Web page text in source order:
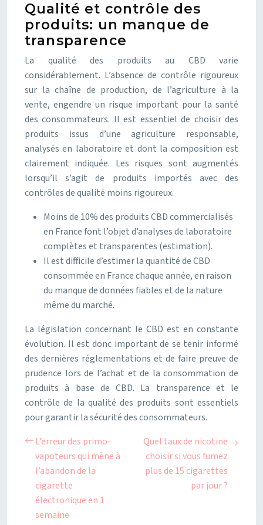
Qualité et contrôle des
produits: un manque de
transparence
La qualité des produits au CBD varie
considérablement. L’absence de contrôle rigoureux
sur la chaîne de production, de l’agriculture à la
vente, engendre un risque important pour la santé
des consommateurs. Il est essentiel de choisir des
produits issus d’une agriculture responsable,
analysés en laboratoire et dont la composition est
clairement indiquée. Les risques sont augmentés
lorsqu’il s’agit de produits importés avec des
contrôles de qualité moins rigoureux.
Moins de 10% des produits CBD commercialisés
en France font l’objet d’analyses de laboratoire
complètes et transparentes (estimation).
Il est difficile d’estimer la quantité de CBD
consommée en France chaque année, en raison
du manque de données fiables et de la nature
même du marché.
La législation concernant le CBD est en constante
évolution. Il est donc important de se tenir informé
des dernières réglementations et de faire preuve de
prudence lors de l’achat et de la consommation de
produits à base de CBD. La transparence et le
contrôle de la qualité des produits sont essentiels
pour garantir la sécurité des consommateurs.
L’erreur des primo-
vapoteurs qui mène à
l’abandon de la
cigarette
électronique en 1
semaine
Quel taux de nicotine
choisir si vous fumez
plus de 15 cigarettes
par jour ?